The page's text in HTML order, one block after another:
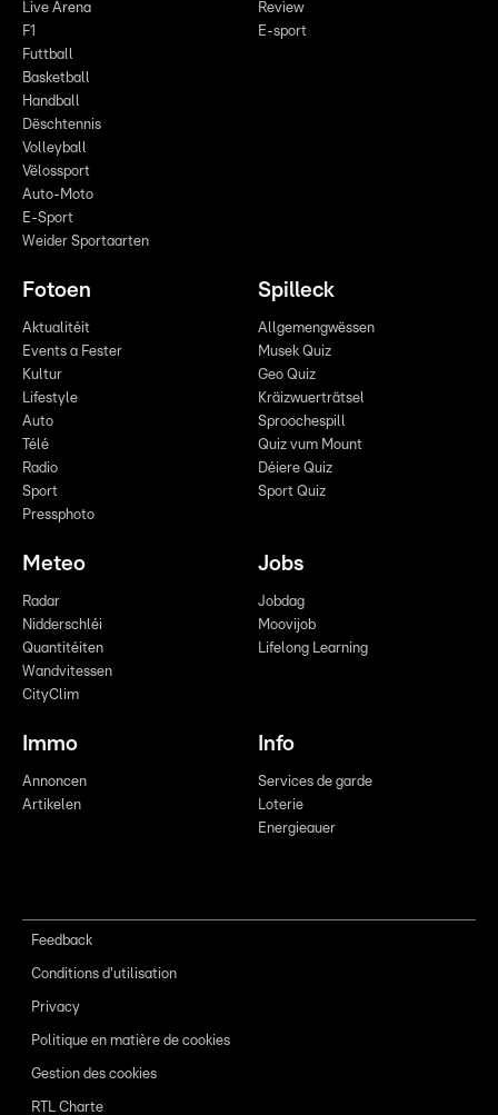
Live Arena
F1
Futtball
Basketball
Handball
Dëschtennis
Volleyball
Vëlossport
Auto-Moto
E-Sport
Weider Sportaarten
Review
E-sport
Fotoen
Aktualitéit
Events a Fester
Kultur
Lifestyle
Auto
Télé
Radio
Sport
Pressphoto
Spilleck
Allgemengwëssen
Musek Quiz
Geo Quiz
Kräizwuerträtsel
Sproochespill
Quiz vum Mount
Déiere Quiz
Sport Quiz
Meteo
Radar
Nidderschléi
Quantitéiten
Wandvitessen
CityClim
Jobs
Jobdag
Moovijob
Lifelong Learning
Immo
Annoncen
Artikelen
Info
Services de garde
Loterie
Energieauer
Feedback
Conditions d'utilisation
Privacy
Politique en matière de cookies
Gestion des cookies
RTL Charte